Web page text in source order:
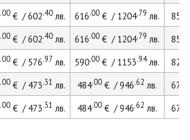
.00€ / 602.40лв. 616.00€ / 1204.79 лв. 856
.00€ / 602.40лв. 616.00€ / 1204.79 лв. 856
.00€ / 576.97 лв. 590.00€ / 1153.94лв. 821
.00€ / 473.31 лв. 484.00€ / 946.62 лв. 678
.00€ / 473.31 лв. 484.00€ / 946.62 лв. 678